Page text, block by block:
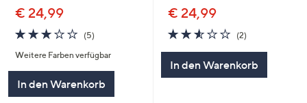
€ 24,99
3.0
von
5
(5)
Weitere Farben verfügbar
In den Warenkorb
€ 24,99
2.5
von
(2)2
In den Warenkorb